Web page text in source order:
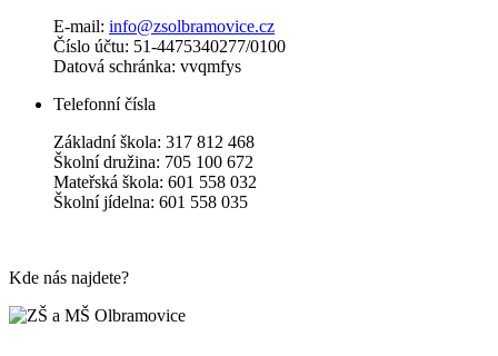
E-mail: info@zsolbramovice.cz
Číslo účtu: 51-4475340277/0100
Datová schránka: vvqmfys
Telefonní čísla
Základní škola: 317 812 468
Školní družina: 705 100 672
Mateřská škola: 601 558 032
Školní jídelna: 601 558 035
Kde nás najdete?